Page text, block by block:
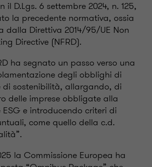
il D.Lgs. 6 settembre 2024, n. 125,
la precedente normativa, ossia
dalla Direttiva 2014/95/UE Non
Directive (NFRD).
ha segnato un passo verso una
degli obblighi di
di sostenibilità, allargando, di
delle imprese obbligate alla
e introducendo criteri di
come quello della c.d.
la Commissione Europea ha